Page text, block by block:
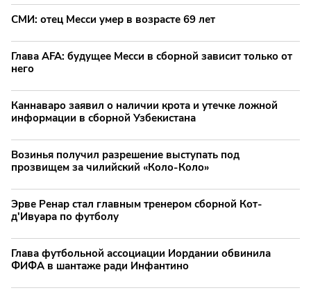
СМИ: отец Месси умер в возрасте 69 лет
Глава AFA: будущее Месси в сборной зависит только от
него
Каннаваро заявил о наличии крота и утечке ложной
информации в сборной Узбекистана
Возинья получил разрешение выступать под
прозвищем за чилийский «Коло-Коло»
Эрве Ренар стал главным тренером сборной Кот-
д'Ивуара по футболу
Глава футбольной ассоциации Иордании обвинила
ФИФА в шантаже ради Инфантино